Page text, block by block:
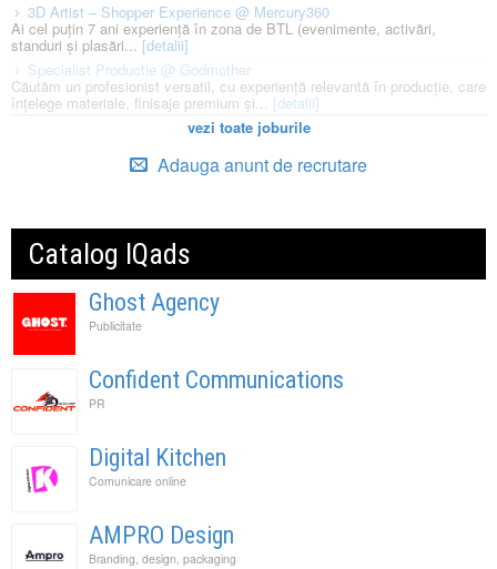
3D Artist – Shopper Experience @ Mercury360
Ai cel puțin 7 ani experiență în zona de BTL (evenimente, activări,
standuri și plasări... [detalii]
Specialist Productie @ Godmother
Căutăm un profesionist versatil, cu experiență relevantă în producție, care
înțelege materiale, finisaje premium și... [detalii]
vezi toate joburile
Adauga anunt de recrutare
Catalog IQads
Ghost Agency
Publicitate
Confident Communications
PR
Digital Kitchen
Comunicare online
AMPRO Design
Branding, design, packaging